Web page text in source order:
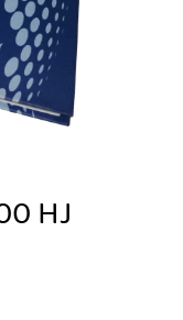
HJ